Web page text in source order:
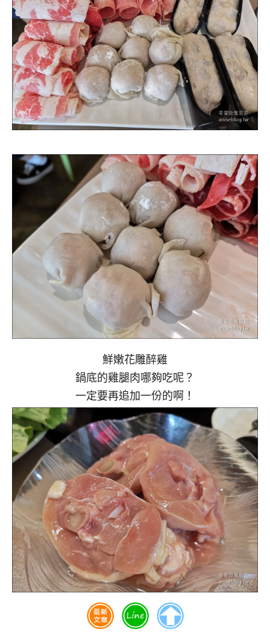
鮮嫩花雕醉雞
鍋底的雞腿肉哪夠吃呢？
一定要再追加一份的啊！